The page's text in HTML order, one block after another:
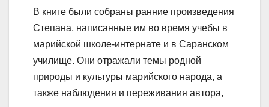
В книге были собраны ранние произведения
Степана, написанные им во время учебы в
марийской школе-интернате и в Саранском
училище. Они отражали темы родной
природы и культуры марийского народа, а
также наблюдения и переживания автора,